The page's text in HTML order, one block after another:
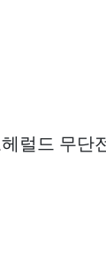
럴드 무단